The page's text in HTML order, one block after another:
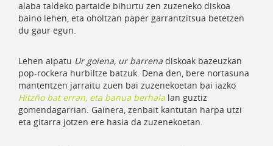
alaba taldeko partaide bihurtu zen zuzeneko diskoa
baino lehen, eta oholtzan paper garrantzitsua betetzen
du gaur egun.
Lehen aipatu Ur goiena, ur barrena diskoak bazeuzkan
pop-rockera hurbiltze batzuk. Dena den, bere nortasuna
mantentzen jarraitu zuen bai zuzenekoetan bai iazko
Hitzño bat erran, eta banua berhala lan guztiz
gomendagarrian. Gainera, zenbait kantutan harpa utzi
eta gitarra jotzen ere hasia da zuzenekoetan.